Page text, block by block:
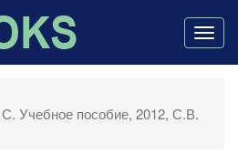
Учебное пособие, 2012, С.В.